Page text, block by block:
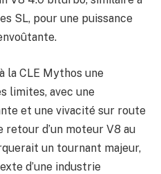
SL, pour une puissance
la CLE Mythos une
limites, avec une
et une vivacité sur route
retour d’un moteur V8 au
un tournant majeur,
d’une industrie